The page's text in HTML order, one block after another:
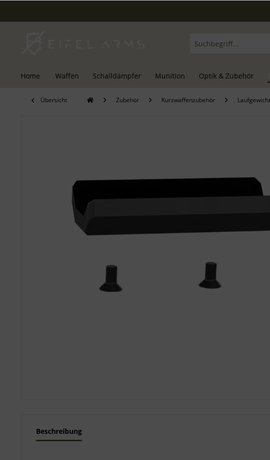
Home Waffen Schalldämpfer Munition Optik & Zubehör
Übersicht Zubehör Kurzwaffenzubehör
Beschreibung